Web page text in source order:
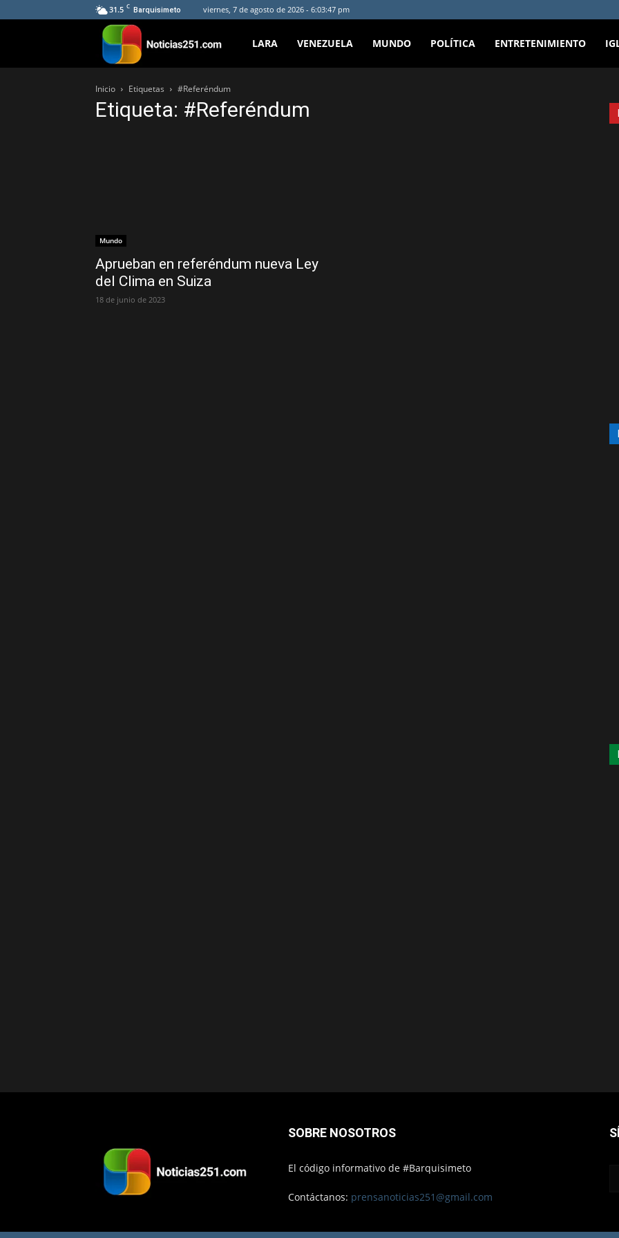
31.5 C Barquisimeto viernes, 7 de agosto de 2026 - 6:03:47 pm
Noticias251
LARA VENEZUELA MUNDO POLÍTICA ENTRETENIMIENTO
Inicio Etiquetas #Referéndum
Etiqueta: #Referéndum
Mundo
Aprueban en referéndum nueva Ley
del Clima en Suiza
18 de junio de 2023
SOBRE NOSOTROS
El código informativo de #Barquisimeto
Contáctanos: prensanoticias251@gmail.com